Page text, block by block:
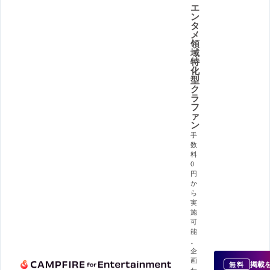
エ
ン
タ
メ
領
域
特
化
型
ク
ラ
フ
ァ
ン
手
数
料
0
円
か
ら
実
施
可
能
。
企
画
無料 掲載